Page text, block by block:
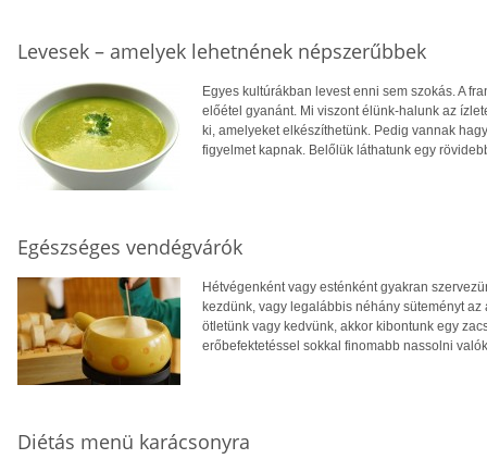
Levesek – amelyek lehetnének népszerűbbek
Egyes kultúrákban levest enni sem szokás. A
előétel gyanánt. Mi viszont élünk-halunk az
ki, amelyeket elkészíthetünk. Pedig vannak
figyelmet kapnak. Belőlük láthatunk egy
Egészséges vendégvárók
Hétvégenként vagy esténként gyakran
kezdünk, vagy legalábbis néhány süteményt
ötletünk vagy kedvünk, akkor kibontunk egy
erőbefektetéssel sokkal finomabb nassolni
Diétás menü karácsonyra